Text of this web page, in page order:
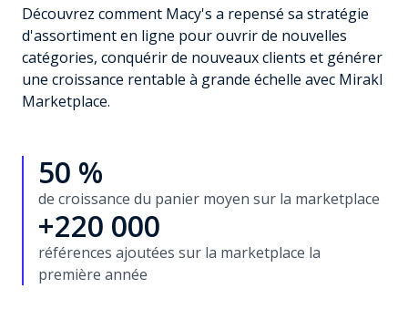
Découvrez comment Macy's a repensé sa stratégie
d'assortiment en ligne pour ouvrir de nouvelles
catégories, conquérir de nouveaux clients et générer
une croissance rentable à grande échelle avec Mirakl
Marketplace.
50 %
de croissance du panier moyen sur la marketplace
+220 000
références ajoutées sur la marketplace la
première année